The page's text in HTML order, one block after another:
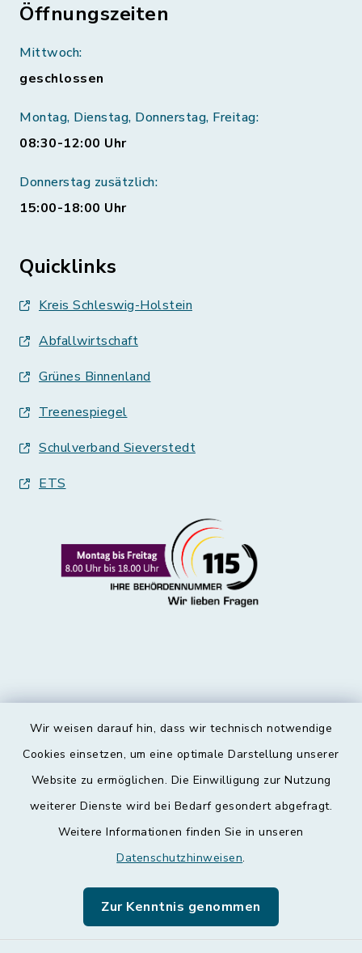
Wir weisen darauf hin, dass wir technisch notwendige
Cookies einsetzen, um eine optimale Darstellung unserer
Website zu ermöglichen. Die Einwilligung zur Nutzung
weiterer Dienste wird bei Bedarf gesondert abgefragt.
Weitere Informationen finden Sie in unseren
Datenschutzhinweisen.
Zur Kenntnis genommen
Öffnungszeiten
Mittwoch:
geschlossen
Montag, Dienstag, Donnerstag, Freitag:
08:30-12:00 Uhr
Donnerstag zusätzlich:
15:00-18:00 Uhr
Quicklinks
Kreis Schleswig-Holstein
Abfallwirtschaft
Grünes Binnenland
Treenespiegel
Schulverband Sieverstedt
ETS
Kontakt
Datenschutz
Leichte Sprache